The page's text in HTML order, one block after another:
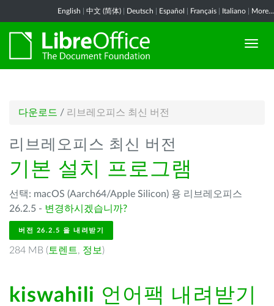
English 中文 (简体) Deutsch Español Français Italiano More...
다운로드 / 리브레오피스 최신 버전
리브레오피스 최신 버전
기본 설치 프로그램
선택: macOS (Aarch64/Apple Silicon) 용 리브레오피스
26.2.5 - 변경하시겠습니까?
버전 26.2.5 을 내려받기
284 MB ( 토렌트, 정보 )
kiswahili 언어팩 내려받기